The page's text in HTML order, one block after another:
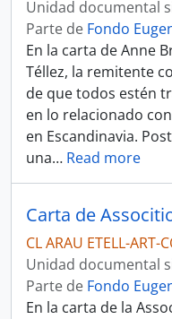
Unidad documental
Parte de Fondo
En la carta de Anne
Téllez, la remitente
de que todos estén
en lo relacionado
en Escandinavia.
una… Read more
CL ARAU ETELL-ART-
Unidad documental
Parte de Fondo
En la carta de la